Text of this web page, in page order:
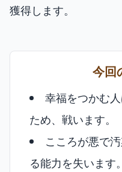
獲得します。
今回
幸福をつかむ
ため、戦います。
こころが悪で
る能力を失います。